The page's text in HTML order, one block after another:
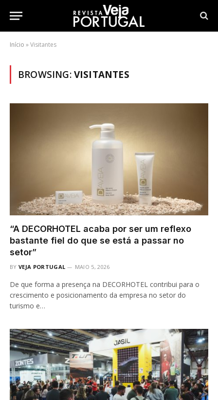
Início »Visitantes
BROWSING:VISITANTES
“A DECORHOTEL acaba por ser um reflexo
bastante fiel do que se está a passar no
setor”
BY VEJA PORTUGAL MAIO 5, 2026
De que forma a presença na DECORHOTEL contribui para o
crescimento e posicionamento da empresa no setor do
turismo e…